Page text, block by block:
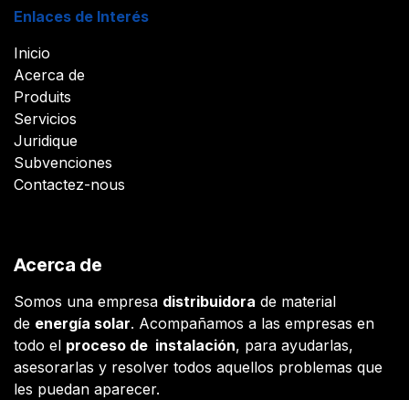
Enlaces de Interés
Inicio
Acerca de
Produits
Servicios
Juridique
Subvenciones
Contactez-nous
Acerca de
Somos una empresa distribuidora de material
de energía solar. Acompañamos a las empresas en
todo el proceso de instalación, para ayudarlas,
asesorarlas y resolver todos aquellos problemas que
les puedan aparecer.